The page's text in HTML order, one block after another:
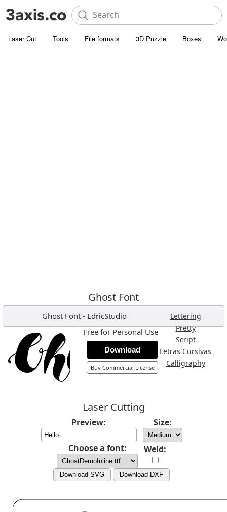
Laser Cut Tools File formats 3D Puzzle Boxes
Ghost Font
Ghost Font - EdricStudio Lettering ,
Pretty,
Script ,
Letras Cursivas ,
Calligraphy ,
Free for Personal Use
Download
Buy Commercial License
Laser Cutting
Preview: Size:
Choose a font: Weld:
Download SVG Download DXF